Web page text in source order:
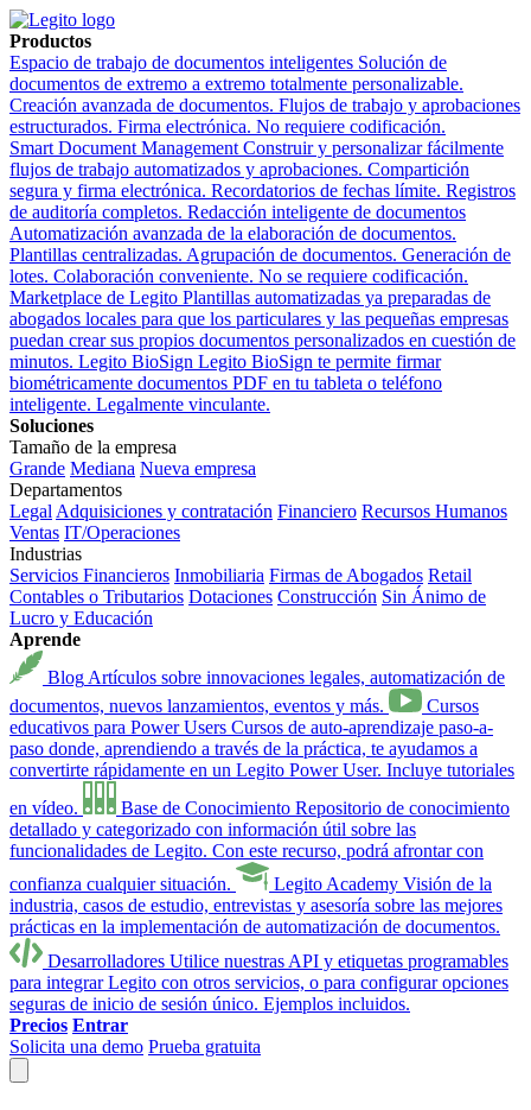
Productos
Espacio de trabajo de documentos inteligentes Solución de
documentos de extremo a extremo totalmente personalizable.
Creación avanzada de documentos. Flujos de trabajo y aprobaciones
estructurados. Firma electrónica. No requiere codificación.
Smart Document Management Construir y personalizar fácilmente
flujos de trabajo automatizados y aprobaciones. Compartición
segura y firma electrónica. Recordatorios de fechas límite. Registros
de auditoría completos. Redacción inteligente de documentos
Automatización avanzada de la elaboración de documentos.
Plantillas centralizadas. Agrupación de documentos. Generación de
lotes. Colaboración conveniente. No se requiere codificación.
Marketplace de Legito Plantillas automatizadas ya preparadas de
abogados locales para que los particulares y las pequeñas empresas
puedan crear sus propios documentos personalizados en cuestión de
minutos. Legito BioSign Legito BioSign te permite firmar
biométricamente documentos PDF en tu tableta o teléfono
inteligente. Legalmente vinculante.
Soluciones
Tamaño de la empresa
Grande Mediana Nueva empresa
Departamentos
Legal Adquisiciones y contratación Financiero Recursos Humanos
Ventas IT/Operaciones
Industrias
Servicios Financieros Inmobiliaria Firmas de Abogados Retail
Contables o Tributarios Dotaciones Construcción Sin Ánimo de
Lucro y Educación
Aprende
Blog Artículos sobre innovaciones legales, automatización de
documentos, nuevos lanzamientos, eventos y más.
Cursos
educativos para Power Users Cursos de auto-aprendizaje paso-a-
paso donde, aprendiendo a través de la práctica, te ayudamos a
convertirte rápidamente en un Legito Power User. Incluye tutoriales
en vídeo.
Base de Conocimiento Repositorio de conocimiento
detallado y categorizado con información útil sobre las
funcionalidades de Legito. Con este recurso, podrá afrontar con
confianza cualquier situación.
Legito Academy Visión de la
industria, casos de estudio, entrevistas y asesoría sobre las mejores
prácticas en la implementación de automatización de documentos.
Desarrolladores Utilice nuestras API y etiquetas programables
para integrar Legito con otros servicios, o para configurar opciones
seguras de inicio de sesión único. Ejemplos incluidos.
Precios Entrar
Solicita una demo Prueba gratuita